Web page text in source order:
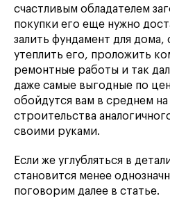
счастливым обладателем
покупки его еще нужно
залить фундамент для дома,
утеплить его, проложить
ремонтные работы и так
даже самые выгодные по
обойдутся вам в среднем
строительства
своими руками.
Если же углубляться в
становится менее
поговорим далее в статье.